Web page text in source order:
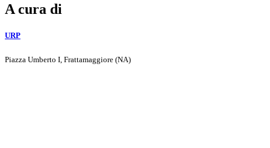
A cura di
URP
Piazza Umberto I, Frattamaggiore (NA)